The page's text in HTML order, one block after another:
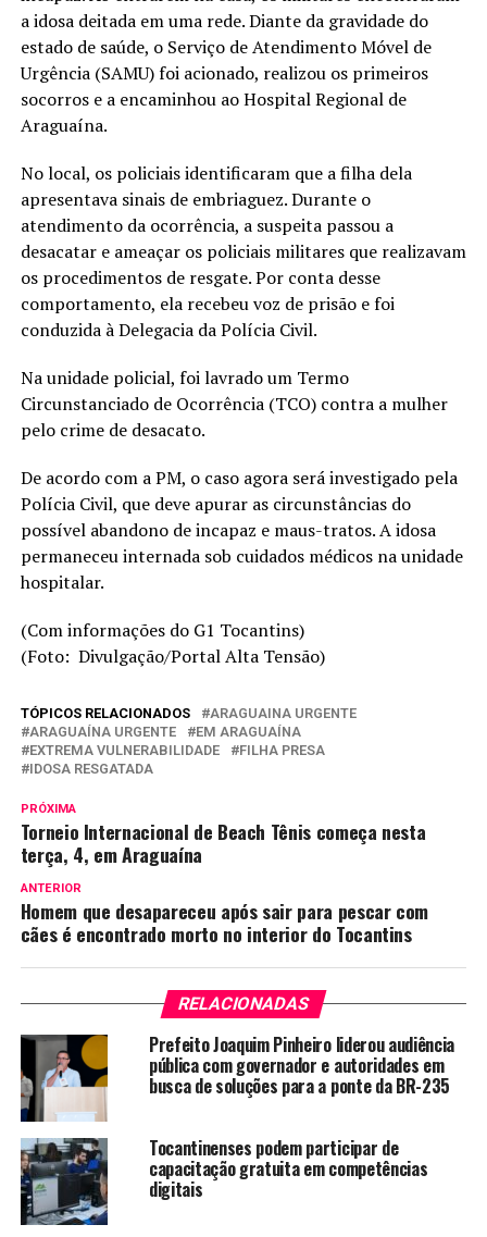
a idosa deitada em uma rede. Diante da gravidade do
estado de saúde, o Serviço de Atendimento Móvel de
Urgência (SAMU) foi acionado, realizou os primeiros
socorros e a encaminhou ao Hospital Regional de
Araguaína.
No local, os policiais identificaram que a filha dela
apresentava sinais de embriaguez. Durante o
atendimento da ocorrência, a suspeita passou a
desacatar e ameaçar os policiais militares que realizavam
os procedimentos de resgate. Por conta desse
comportamento, ela recebeu voz de prisão e foi
conduzida à Delegacia da Polícia Civil.
Na unidade policial, foi lavrado um Termo
Circunstanciado de Ocorrência (TCO) contra a mulher
pelo crime de desacato.
De acordo com a PM, o caso agora será investigado pela
Polícia Civil, que deve apurar as circunstâncias do
possível abandono de incapaz e maus-tratos. A idosa
permaneceu internada sob cuidados médicos na unidade
hospitalar.
(Com informações do G1 Tocantins)
(Foto: Divulgação/Portal Alta Tensão)
TÓPICOS RELACIONADOS
ARAGUAINA URGENTE
ARAGUAÍNA URGENTE
EM ARAGUAÍNA
EXTREMA VULNERABILIDADE
FILHA PRESA
IDOSA RESGATADA
PRÓXIMA
Torneio Internacional de Beach Tênis começa nesta
terça, 4, em Araguaína
ANTERIOR
Homem que desapareceu após sair para pescar com
cães é encontrado morto no interior do Tocantins
RELACIONADAS
Prefeito Joaquim Pinheiro liderou audiência
pública com governador e autoridades em
busca de soluções para a ponte da BR-235
Tocantinenses podem participar de
capacitação gratuita em competências
digitais